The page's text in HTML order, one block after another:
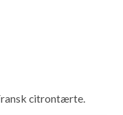
citrontærte.